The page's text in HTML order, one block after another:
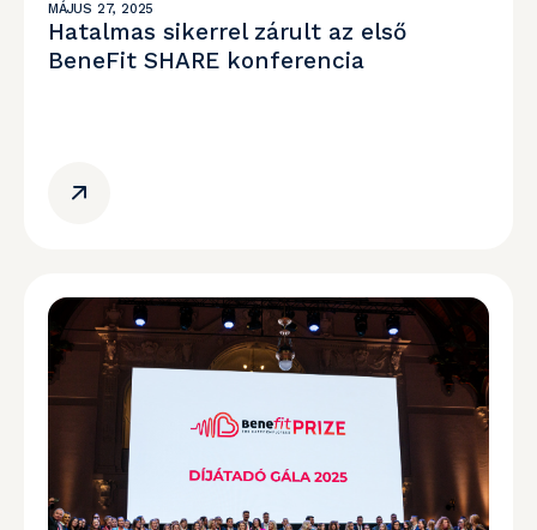
MÁJUS 27, 2025
Hatalmas sikerrel zárult az első
BeneFit SHARE konferencia